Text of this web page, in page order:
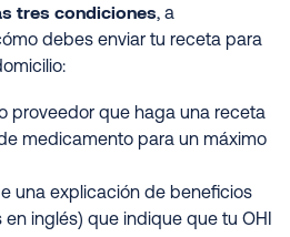
tres condiciones, a
debes enviar tu receta para
proveedor que haga una receta
medicamento para un máximo
una explicación de beneficios
en inglés) que indique que tu OHI